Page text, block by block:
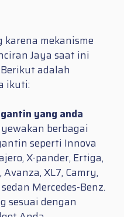
mekanisme
Jaya saat ini
adalah
ikuti:
yang anda
berbagai
seperti Innova
X-pander, Ertiga,
XL7, Camry,
Mercedes-Benz.
sesuai dengan